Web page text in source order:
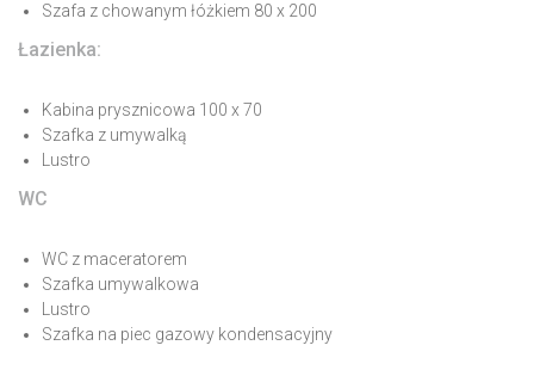
Szafa z chowanym łóżkiem 80 x 200
Łazienka:
Kabina prysznicowa 100 x 70
Szafka z umywalką
Lustro
WC
WC z maceratorem
Szafka umywalkowa
Lustro
Szafka na piec gazowy kondensacyjny